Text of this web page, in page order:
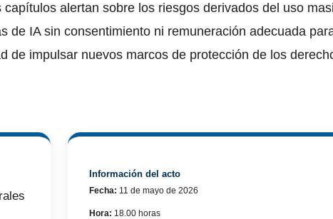
alertan sobre los riesgos derivados del uso
de IA sin consentimiento ni remuneración adecuada
de impulsar nuevos marcos de protección de los
Información del acto
Fecha: 11 de mayo de 2026
Hora: 18.00 horas